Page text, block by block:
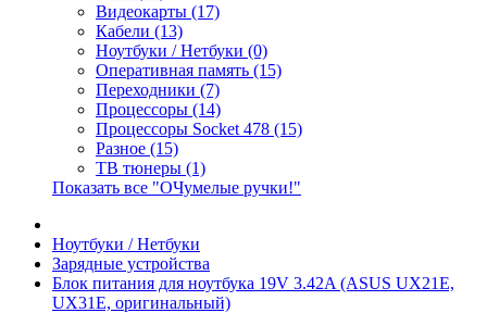
Видеокарты (17)
Кабели (13)
Ноутбуки / Нетбуки (0)
Оперативная память (15)
Переходники (7)
Процессоры (14)
Процессоры Socket 478 (15)
Разное (15)
ТВ тюнеры (1)
Показать все "ОЧумелые ручки!"
Ноутбуки / Нетбуки
Зарядные устройства
Блок питания для ноутбука 19V 3.42A (ASUS UX21E,
UX31E, оригинальный)